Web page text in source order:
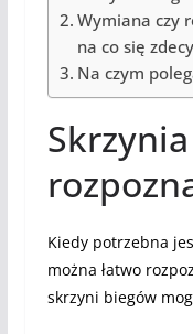
Wymiana czy
na co się
Na czym
Kiedy potrzebna
można łatwo
skrzyni biegów